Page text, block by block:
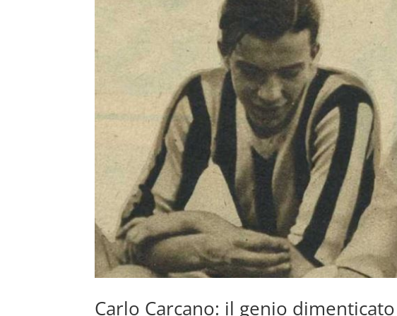
Carlo Carcano: il genio dimenticato